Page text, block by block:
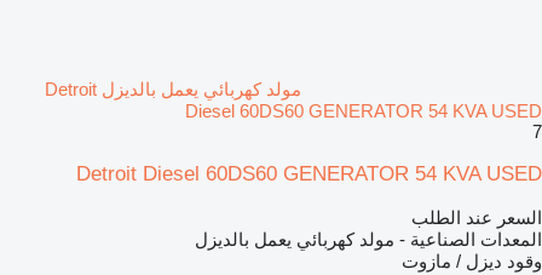
مولد كهربائي يعمل بالديزل Detroit
Diesel 60DS60 GENERATOR 54 KVA USED
7
Detroit Diesel 60DS60 GENERATOR 54 KVA USED
السعر عند الطلب
المعدات الصناعية - مولد كهربائي يعمل بالديزل
وقود ديزل / مازوت